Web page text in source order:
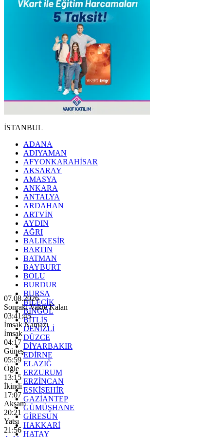
İSTANBUL
ADANA
ADIYAMAN
AFYONKARAHİSAR
AKSARAY
AMASYA
ANKARA
ANTALYA
ARDAHAN
ARTVİN
AYDIN
AĞRI
BALIKESİR
BARTIN
BATMAN
BAYBURT
BOLU
BURDUR
BURSA
BİLECİK
BİNGÖL
BİTLİS
DENİZLİ
DÜZCE
DİYARBAKIR
EDİRNE
ELAZIĞ
ERZURUM
ERZİNCAN
ESKİŞEHİR
GAZİANTEP
GÜMÜŞHANE
GİRESUN
HAKKARİ
HATAY
07.08.2026
Sonraki Vakte Kalan
03:41:44
İmsak Namazı
İmsak
04:17
Güneş
05:59
Öğle
13:15
İkindi
17:07
Akşam
20:21
Yatsı
21:56